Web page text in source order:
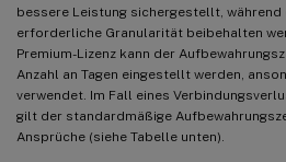
bessere Leistung sichergestellt,
erforderliche Granularität beibehalten
Premium-Lizenz kann der
Anzahl an Tagen eingestellt werden,
verwendet. Im Fall eines
gilt der standardmäßige
Ansprüche (siehe Tabelle unten).